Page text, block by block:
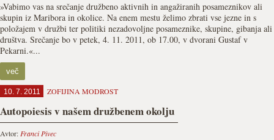
»Vabimo vas na srečanje družbeno aktivnih in angažiranih posameznikov ali
skupin iz Maribora in okolice. Na enem mestu želimo zbrati vse jezne in s
položajem v družbi ter politiki nezadovoljne posameznike, skupine, gibanja ali
društva. Srečanje bo v petek, 4. 11. 2011, ob 17.00, v dvorani Gustaf v
Pekarni.«...
več
10. 7. 2011 ZOFIJINA MODROST
Autopoiesis v našem družbenem okolju
Avtor: Franci Pivec